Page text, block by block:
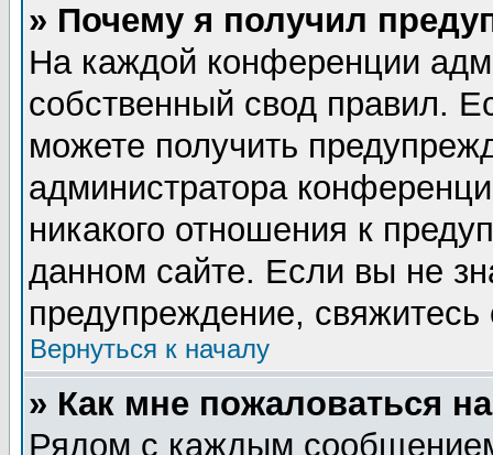
» Почему я получил
На каждой конференции
собственный свод правил.
можете получить
администратора
никакого отношения к
данном сайте. Если вы не
предупреждение,
Вернуться к началу
» Как мне пожаловаться
Рядом с каждым